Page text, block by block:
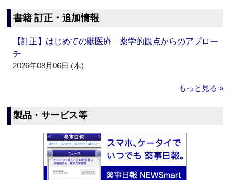
書籍 訂正・追加情報
【訂正】はじめての獣医療 薬学的観点からのアプロー
チ
2026年08月06日 (木)
もっと見る »
製品・サービス等